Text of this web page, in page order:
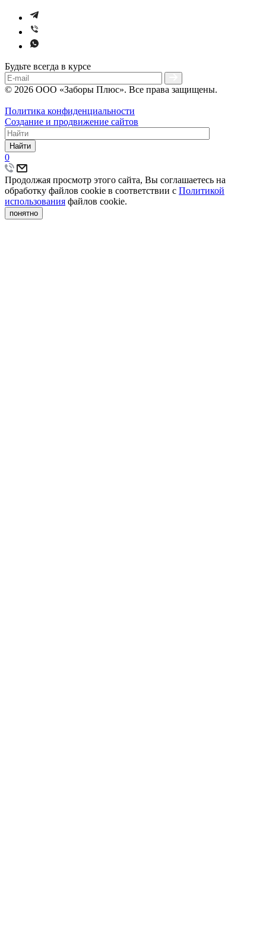
Будьте всегда в курсе
© 2026 ООО «Заборы Плюс». Все права защищены.
Политика конфиденциальности
Создание и продвижение сайтов
Найти
0
Продолжая просмотр этого сайта, Вы соглашаетесь на
обработку файлов cookie в соответствии с Политикой
использования файлов cookie.
понятно